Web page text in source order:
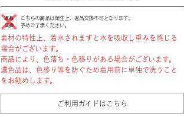
素材の特性上、着水されますと水を吸収し重みを感じる
場合がございます。
商品により、色落ち・色移りがある場合がございます。
濃色品は、色移り等を防ぐため着用前に単独で洗うこと
をお勧めします。
ご利用ガイドはこちら